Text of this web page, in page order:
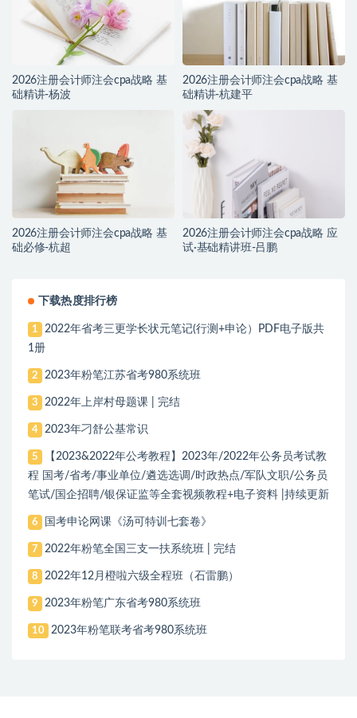
2026注册会计师注会cpa战略 基
础精讲-杨波
2026注册会计师注会cpa战略 基
础精讲-杭建平
2026注册会计师注会cpa战略 基
础必修-杭超
2026注册会计师注会cpa战略 应
试·基础精讲班-吕鹏
下载热度排行榜
1
2022年省考三更学长状元笔记(行测+申论）PDF电子版共
1册
2 2023年粉笔江苏省考980系统班
3 2022年上岸村母题课 | 完结
4 2023年刁舒公基常识
5
【2023&2022年公考教程】2023年/2022年公务员考试教
程 国考/省考/事业单位/遴选选调/时政热点/军队文职/公务员
笔试/国企招聘/银保证监等全套视频教程+电子资料 |持续更新
6 国考申论网课《汤可特训七套卷》
7 2022年粉笔全国三支一扶系统班 | 完结
8 2022年12月橙啦六级全程班（石雷鹏）
9 2023年粉笔广东省考980系统班
10 2023年粉笔联考省考980系统班